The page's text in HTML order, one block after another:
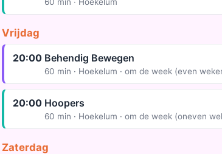
Vrijdag
20:00 Behendig Bewegen
60 min · Hoekelum · om de week (even
20:00 Hoopers
60 min · Hoekelum · om de week (oneven
Zaterdag